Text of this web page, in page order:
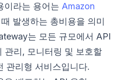
이라는 용어는 Amazon
발생하는 총비용을 의미
는 모든 규모에서 API
관리, 모니터링 및 보호할
관리형 서비스입니다.